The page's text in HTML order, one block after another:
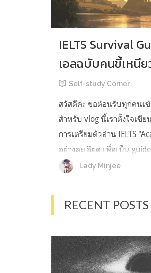
IELTS Survival
เอลฉบับคนขี้เหนีย
Self-study Corner
สวัสดีค่ะ ขอต้อนรับทุกคนเข้
สำหรับ vlog นี้เราตั้งใจเขี
การเตรียมตัวอ่าน IELTS
อย่างละเอียด เพื่อเป็น
ลนจะสอบแต่ไม่รู้ต้องเริ่มต
ข้อมูลเพิ่มเติมมาเสริมควา
Lady Minjee
RECENT POSTS